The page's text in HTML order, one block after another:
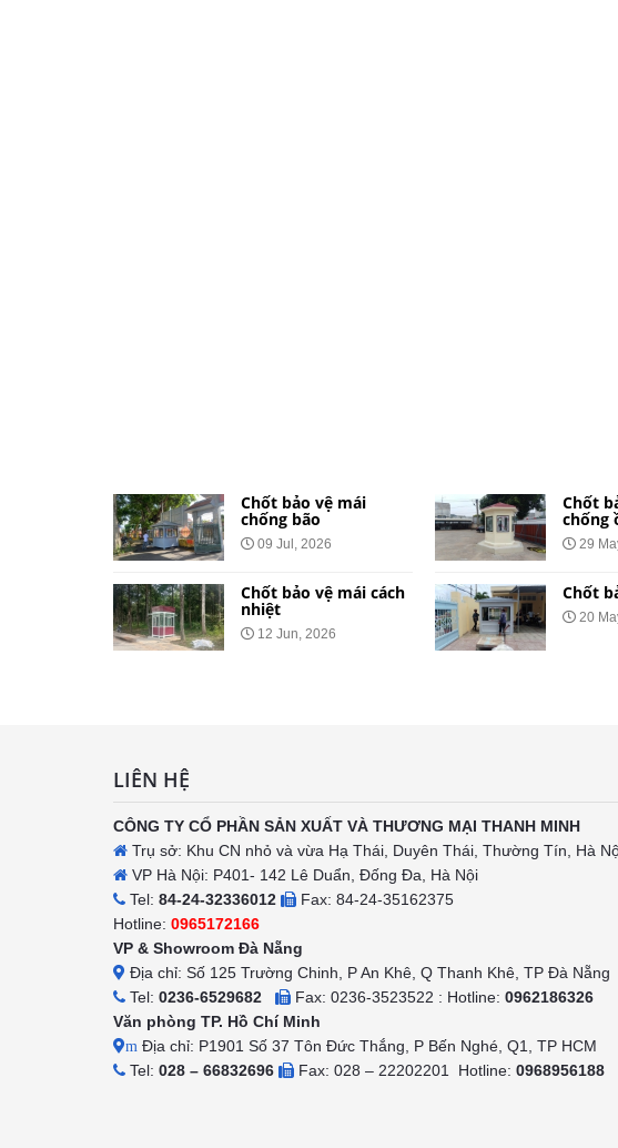
Chốt bảo vệ mái
chống bão
09 Jul, 2026
Chốt bảo vệ mái cách
nhiệt
12 Jun, 2026
Chốt
chống
29
Chốt
20
LIÊN HỆ
CÔNG TY CỔ PHẦN SẢN XUẤT VÀ THƯƠNG MẠI THANH MINH
Trụ sở: Khu CN nhỏ và vừa Hạ Thái, Duyên Thái, Thường Tín, Hà
VP Hà Nội: P401- 142 Lê Duẩn, Đống Đa, Hà Nội
Tel: 84-24-32336012
Fax: 84-24-35162375
Hotline: 0965172166
VP & Showroom Đà Nẵng
Địa chỉ: Số 125 Trường Chinh, P An Khê, Q Thanh Khê, TP Đà Nẵng
Tel: 0236-6529682 Fax: 0236-3523522 : Hotline: 0962186326
Văn phòng TP. Hồ Chí Minh
m Địa chỉ: P1901 Số 37 Tôn Đức Thắng, P Bến Nghé, Q1, TP HCM
Tel: 028 – 66832696 Fax: 028 – 22202201 Hotline: 0968956188